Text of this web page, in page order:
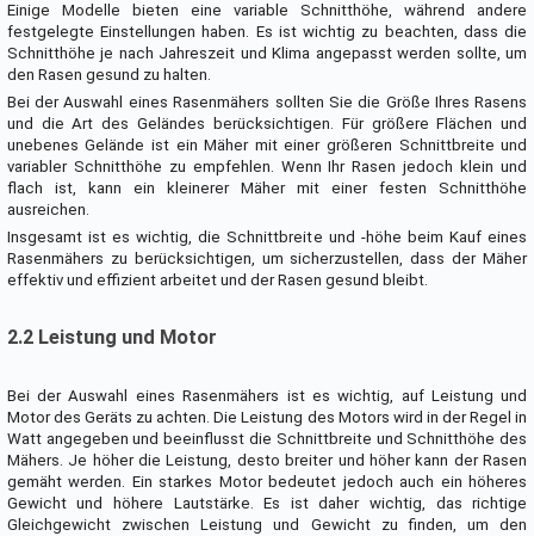
Einige Modelle bieten eine variable Schnitthöhe, während andere
festgelegte Einstellungen haben. Es ist wichtig zu beachten, dass die
Schnitthöhe je nach Jahreszeit und Klima angepasst werden sollte, um
den Rasen gesund zu halten.
Bei der Auswahl eines Rasenmähers sollten Sie die Größe Ihres Rasens
und die Art des Geländes berücksichtigen. Für größere Flächen und
unebenes Gelände ist ein Mäher mit einer größeren Schnittbreite und
variabler Schnitthöhe zu empfehlen. Wenn Ihr Rasen jedoch klein und
flach ist, kann ein kleinerer Mäher mit einer festen Schnitthöhe
ausreichen.
Insgesamt ist es wichtig, die Schnittbreite und -höhe beim Kauf eines
Rasenmähers zu berücksichtigen, um sicherzustellen, dass der Mäher
effektiv und effizient arbeitet und der Rasen gesund bleibt.
2.2 Leistung und Motor
Bei der Auswahl eines Rasenmähers ist es wichtig, auf Leistung und
Motor des Geräts zu achten. Die Leistung des Motors wird in der Regel in
Watt angegeben und beeinflusst die Schnittbreite und Schnitthöhe des
Mähers. Je höher die Leistung, desto breiter und höher kann der Rasen
gemäht werden. Ein starkes Motor bedeutet jedoch auch ein höheres
Gewicht und höhere Lautstärke. Es ist daher wichtig, das richtige
Gleichgewicht zwischen Leistung und Gewicht zu finden, um den